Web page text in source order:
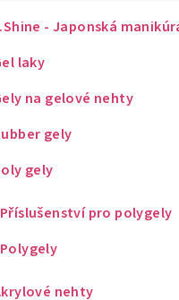
- Japonská
laky
na gelové nehty
gely
gely
Příslušenství pro polygely
Polygely
nehty